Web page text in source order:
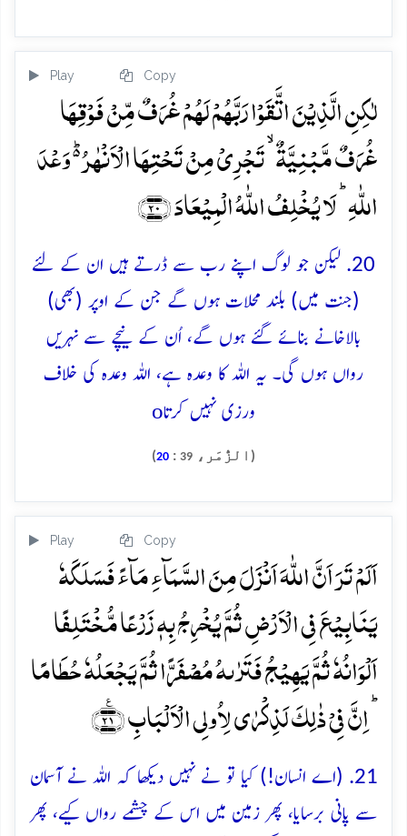
Play Copy
لٰکِنِ الَّذِیۡنَ اتَّقَوۡا رَبَّہُمۡ لَہُمۡ غُرَفٌ مِّنۡ فَوۡقِہَا
غُرَفٌ مَّبۡنِیَّۃٌ ۙ تَجۡرِیۡ مِنۡ تَحۡتِہَا الۡاَنۡہٰرُ ۬ؕ وَعۡدَ
اللّٰہِ ؕ لَا یُخۡلِفُ اللّٰہُ الۡمِیۡعَادَ ﴿۲۰﴾
20. لیکن جو لوگ اپنے رب سے ڈرتے ہیں ان کے لئے
(جنت میں) بلند محلات ہوں گے جن کے اوپر (بھی)
بالاخانے بنائے گئے ہوں گے، اُن کے نیچے سے نہریں
رواں ہوں گی۔ یہ اللہ کا وعدہ ہے، اللہ وعدہ کی خلاف
ورزی نہیں کرتاo
(الزُّمَر، 39
:
20
)
Play Copy
اَلَمۡ تَرَ اَنَّ اللّٰہَ اَنۡزَلَ مِنَ السَّمَآءِ مَآءً فَسَلَکَہٗ
یَنَابِیۡعَ فِی الۡاَرۡضِ ثُمَّ یُخۡرِجُ بِہٖ زَرۡعًا مُّخۡتَلِفًا
اَلۡوَانُہٗ ثُمَّ یَہِیۡجُ فَتَرٰىہُ مُصۡفَرًّا ثُمَّ یَجۡعَلُہٗ حُطَامًا
ؕ اِنَّ فِیۡ ذٰلِکَ لَذِکۡرٰی لِاُولِی الۡاَلۡبَابِ ﴿٪۲۱﴾
21. (اے انسان!) کیا تو نے نہیں دیکھا کہ اللہ نے آسمان
سے پانی برسایا، پھر زمین میں اس کے چشمے رواں کیے، پھر